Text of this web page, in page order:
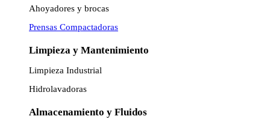
Ahoyadores y brocas
Prensas Compactadoras
Limpieza y Mantenimiento
Limpieza Industrial
Hidrolavadoras
Almacenamiento y Fluidos